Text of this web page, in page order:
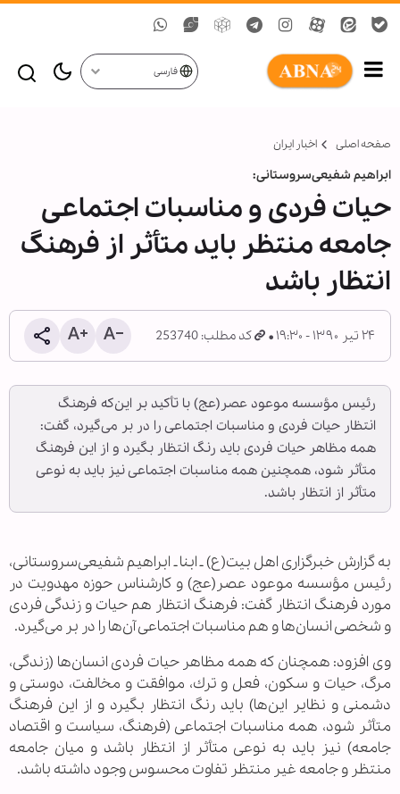
فارسی
صفحه اصلی اخبار ایران
ابراهيم شفيعی‌سروستانی:
حيات فردی و مناسبات اجتماعی
جامعه منتظر بايد متأثر از فرهنگ
انتظار باشد
۲۴ تیر ۱۳۹۰ - ۱۹:۳۰ کد مطلب: 253740
رئيس مؤسسه موعود عصر(عج) با تأكيد بر اين‌كه فرهنگ
انتظار حيات فردی و مناسبات اجتماعی را در بر می‌گيرد، گفت:
همه مظاهر حيات فردی بايد رنگ انتظار بگيرد و از اين فرهنگ
متأثر شود، همچنين همه مناسبات اجتماعی نيز بايد به نوعی
متأثر از انتظار باشد.
به گزارش خبرگزاری اهل بیت(ع) ـ ابنا ـ ابراهيم شفيعی‌سروستانی،
رئيس مؤسسه موعود عصر(عج) و كارشناس حوزه مهدويت در
مورد فرهنگ انتظار گفت: فرهنگ انتظار هم حيات و زندگی فردی
و شخصی انسان‌ها و هم مناسبات اجتماعی آن‌ها را در بر می‌گيرد.
وی افزود: همچنان كه همه مظاهر حيات فردی انسان‌ها (زندگی،
مرگ، حيات و سكون، فعل و ترك، موافقت و مخالفت، دوستی و
دشمنی و نظاير اين‌ها) بايد رنگ انتظار بگيرد و از اين فرهنگ
متأثر شود، همه مناسبات اجتماعی (فرهنگ، سياست و اقتصاد
جامعه) نيز بايد به نوعی متأثر از انتظار باشد و ميان جامعه
منتظر و جامعه غير منتظر تفاوت محسوس وجود داشته باشد.